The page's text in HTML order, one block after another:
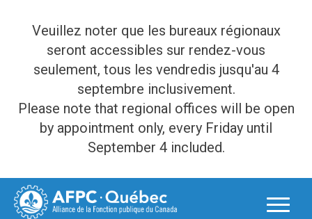
Veuillez noter que les bureaux régionaux
seront accessibles sur rendez-vous
seulement, tous les vendredis jusqu'au 4
septembre inclusivement.
Please note that regional offices will be open
by appointment only, every Friday until
September 4 included.
Skip